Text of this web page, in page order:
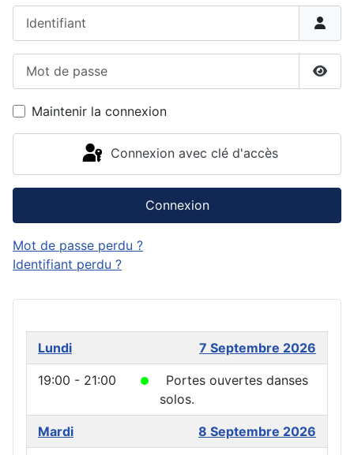
Maintenir la connexion
Connexion avec clé d'accès
Connexion
Mot de passe perdu ?
Identifiant perdu ?
Lundi 7 Septembre 2026
19:00 - 21:00
Portes ouvertes danses
solos.
Mardi 8 Septembre 2026